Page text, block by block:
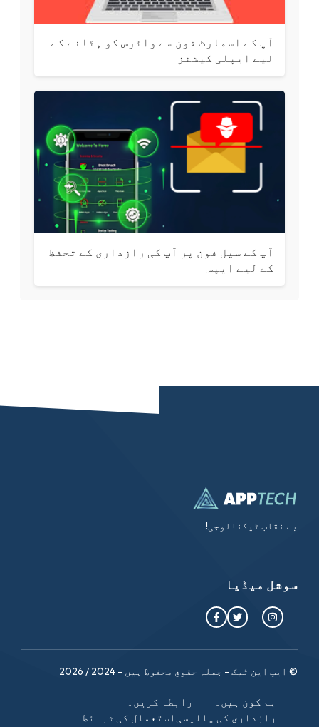
آپ کے اسمارٹ فون سے وائرس کو ہٹانے کے
لیے ایپلی کیشنز
آپ کے سیل فون پر آپ کی رازداری کے تحفظ
کے لیے ایپس
بے نقاب ٹیکنالوجی!
سوشل میڈیا
© ایپ این ٹیک - جملہ حقوق محفوظ ہیں - 2024 / 2026
ہم کون ہیں۔
رابطہ کریں۔
رازداری کی پالیسی استعمال کی شرائط